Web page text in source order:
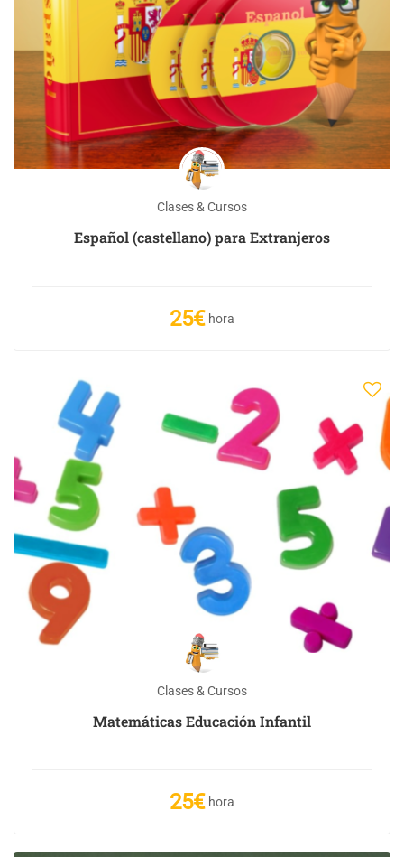
Clases & Cursos
Español (castellano) para Extranjeros
25€ hora
Clases & Cursos
Matemáticas Educación Infantil
25€ hora